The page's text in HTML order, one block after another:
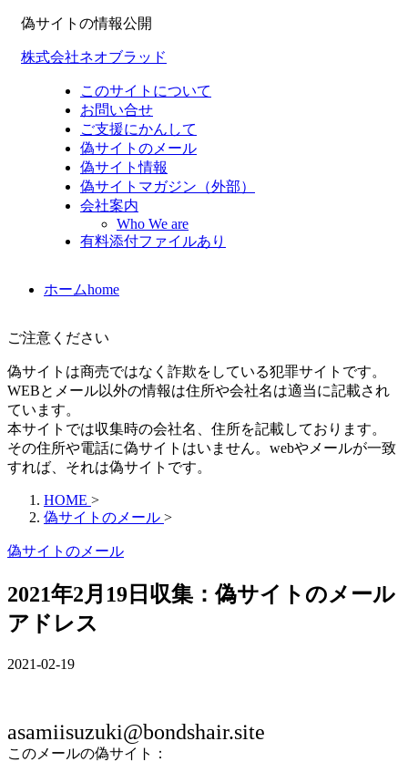
偽サイトの情報公開
株式会社ネオブラッド
このサイトについて
お問い合せ
ご支援にかんして
偽サイトのメール
偽サイト情報
偽サイトマガジン（外部）
会社案内
Who We are
有料添付ファイルあり
ホームhome
ご注意ください
偽サイトは商売ではなく詐欺をしている犯罪サイトです。
WEBとメール以外の情報は住所や会社名は適当に記載され
ています。
本サイトでは収集時の会社名、住所を記載しております。
その住所や電話に偽サイトはいません。webやメールが一致
すれば、それは偽サイトです。
HOME >
偽サイトのメール >
偽サイトのメール
2021年2月19日収集：偽サイトのメール
アドレス
2021-02-19
asamiisuzuki@bondshair.site
このメールの偽サイト：